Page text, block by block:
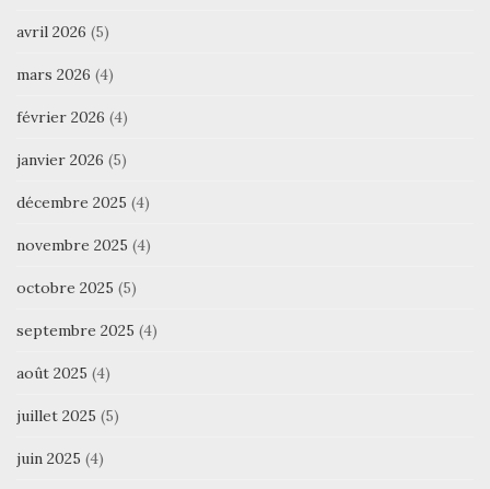
avril 2026 (5)
mars 2026 (4)
février 2026 (4)
janvier 2026 (5)
décembre 2025 (4)
novembre 2025 (4)
octobre 2025 (5)
septembre 2025 (4)
août 2025 (4)
juillet 2025 (5)
juin 2025 (4)